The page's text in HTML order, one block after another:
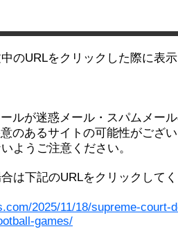
のURLをクリックした際に表
ルが迷惑メール・スパムメー
のあるサイトの可能性がござ
ようご注意ください。
は下記のURLをクリックして
2025/11/18/supreme-court-
games/